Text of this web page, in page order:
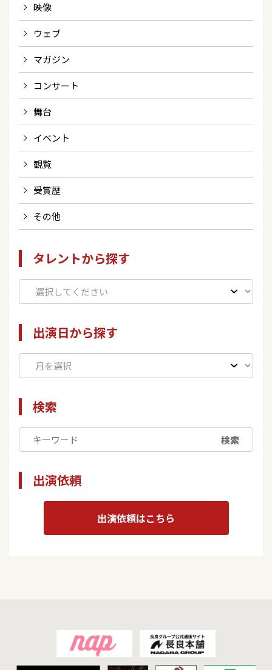
映像
ウェブ
マガジン
コンサート
舞台
イベント
観覧
受賞歴
その他
タレントから探す
出演日から探す
検索
検索
出演依頼
出演依頼はこちら